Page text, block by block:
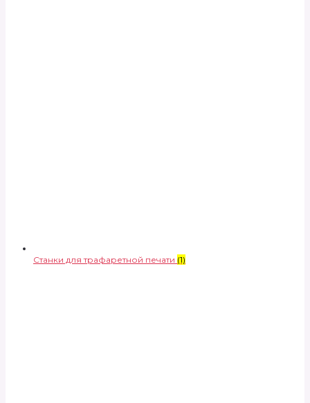
Станки для трафаретной печати (1)